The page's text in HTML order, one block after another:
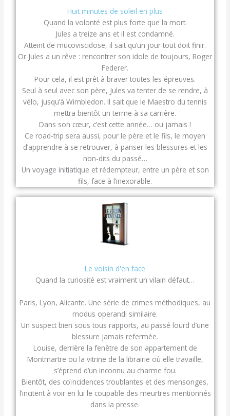
Huit minutes de soleil en plus
Quand la volonté est plus forte que la mort.
Jules a treize ans et il est condamné.
Atteint de mucoviscidose, il sait qu’un jour tout doit finir.
Or Jules a un rêve : rencontrer son idole de toujours, Roger
Federer.
Pour cela, il est prêt à braver toutes les épreuves.
Seul à seul avec son père, Jules va tenter de se rendre, à
vélo, jusqu’à Wimbledon. Il sait que le Maestro du tennis
mettra bientôt un terme à sa carrière.
Dans son cœur, c’est cette année… ou jamais !
Ce road-trip sera aussi, pour le père et le fils, le moyen
d’apprendre à se retrouver, à panser les blessures et les
non-dits du passé…
Un voyage initiatique et rédempteur, entre un père et son
fils, face à l’inexorable.
Le voisin d'en face
Quand la curiosité est vraiment un vilain défaut…
Paris, Lyon, Alicante. Une série de crimes méthodiques, au
modus operandi similaire.
Un suspect bien sous tous rapports, au passé lourd d’une
blessure jamais refermée.
Louise, derrière la fenêtre de son appartement de
Montmartre ou la vitrine de la librairie où elle travaille,
s’éprend d’un inconnu au charme fou.
Bientôt, des coïncidences troublantes et des mensonges,
l’incitent à voir en lui le coupable des meurtres mentionnés
dans la presse.